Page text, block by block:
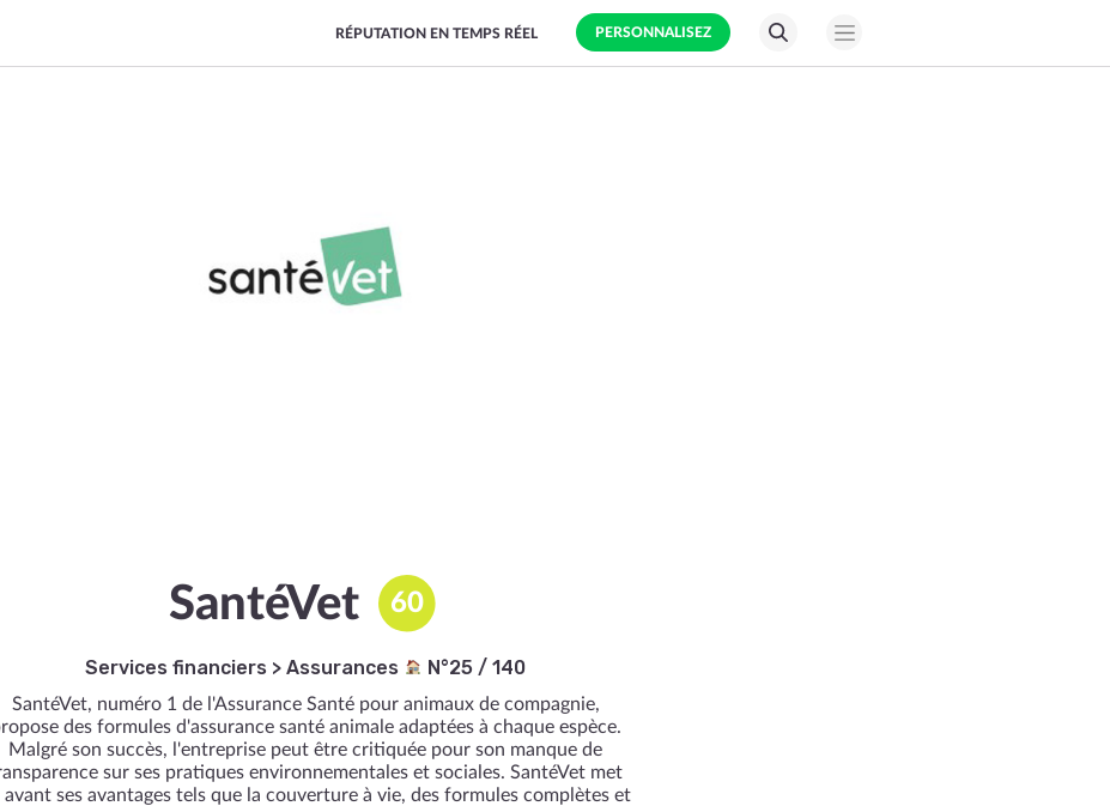
PERSONNALISEZ
RÉPUTATION EN TEMPS RÉEL
SantéVet 60
Services financiers > Assurances N°25 / 140
SantéVet, numéro 1 de l'Assurance Santé pour animaux de compagnie,
des formules d'assurance santé animale adaptées à chaque espèce.
Malgré son succès, l'entreprise peut être critiquée pour son manque de
sur ses pratiques environnementales et sociales. SantéVet met
avant ses avantages tels que la couverture à vie, des formules complètes et